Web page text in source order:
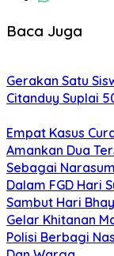
Baca Juga
Gerakan Satu
Citanduy Suplai
Empat Kasus
Amankan Dua
Sebagai
Dalam FGD Hari
Sambut Hari
Gelar Khitanan
Polisi Berbagi